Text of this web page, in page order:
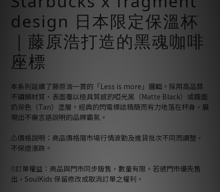
design 日本限定保溫杯
｜藤原浩打造的黑魂咖啡
座標
本系列延續了藤原浩一貫的「Less is more」邏輯。採用高品質
不鏽鋼材質，表面覆以極具質感的啞光黑（Matte Black）或霧面
奶茶色（Tan）塗層。經典的閃電標誌精簡而有力地落在杯身，展
現出不需言語說明的品牌霸氣。
⚠️價格說明：商品價格隨市場行情波動及進貨批次不同而調整，
不保證漲跌。
‼️訂單權益：商品與門市同步販售，數量有限。若遇門市優先售
出，SoulKids 保留修改或取消訂單之權利。